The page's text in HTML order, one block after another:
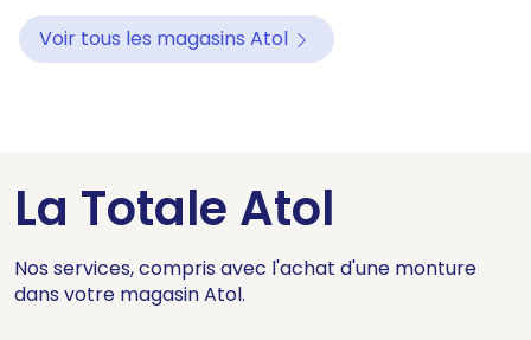
Voir tous les magasins Atol
La Totale Atol
Nos services, compris avec l'achat d'une monture
dans votre magasin Atol.